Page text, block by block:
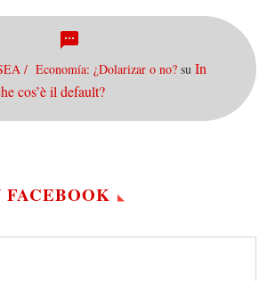
/ Economía: ¿Dolarizar o no? su In
cos’è il default?
FACEBOOK